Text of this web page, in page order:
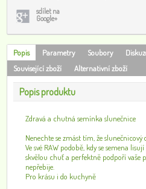
sdílet na
Google+
Popis Parametry Soubory
Související zboží
Alternativní zboží
Popis produktu
Zdravá a chutná semínka slunečnice
Nenechte se zmást tím, že
Ve své RAW podobě, kdy se semena
skvělou chuť a perfektně podpoří vaše
nepřebije.
Pro krásu i do kuchyně